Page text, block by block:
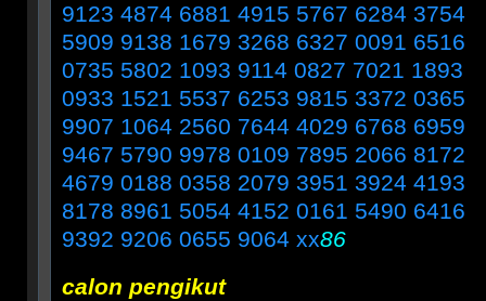
9123 4874 6881 4915 5767 6284 3754
5909 9138 1679 3268 6327 0091 6516
0735 5802 1093 9114 0827 7021 1893
0933 1521 5537 6253 9815 3372 0365
9907 1064 2560 7644 4029 6768 6959
9467 5790 9978 0109 7895 2066 8172
4679 0188 0358 2079 3951 3924 4193
8178 8961 5054 4152 0161 5490 6416
9392 9206 0655 9064 xx86
calon pengikut